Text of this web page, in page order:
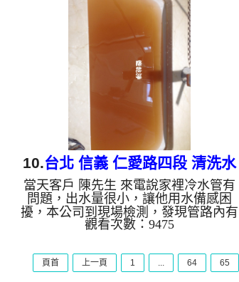
洗水管 ，髒水從水龍頭噴出，一開始
如維大力一般的顏色，沒想到越洗越
髒，如下圖及影片，客戶 王先生 看了
也覺得不舒服， 水管清洗 約兩個小時
後，熱水管出水已恢復正常，王先生
總算能安心洗澡了。 清洗水管, 水管
清洗, 洗水管, 熱水管堵塞, 熱水忽冷忽
10.台北 信義 仁愛路四段 清洗水
管
當天客戶 陳先生 來電說家裡冷水管有
問題，出水量很小，讓他用水備感困
擾，本公司到現場檢測，發現管路內有
異物，導致水管無法正常出水，本公司
水龍頭噴出棕黃色的鏽水，如下圖片，
客戶 陳先生 看到就覺得很噁心， 洗水
觀看次數：9475
頁首 上一頁 1 ... 64 65